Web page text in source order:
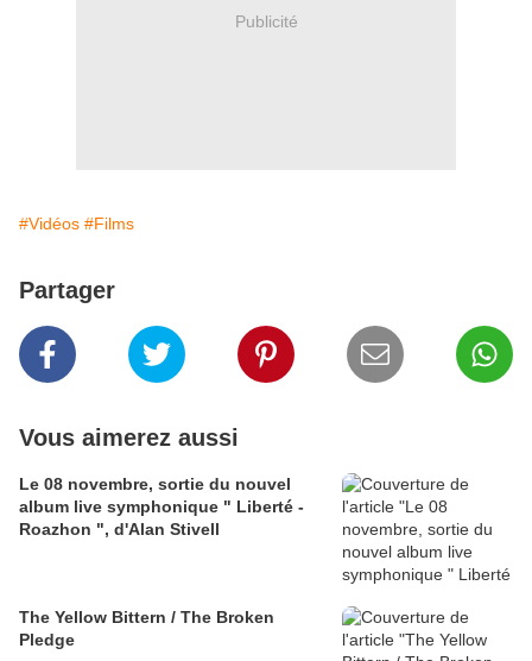
Publicité
#Vidéos #Films
Partager
Vous aimerez aussi
Le 08 novembre, sortie du nouvel
album live symphonique " Liberté -
Roazhon ", d'Alan Stivell
The Yellow Bittern / The Broken
Pledge